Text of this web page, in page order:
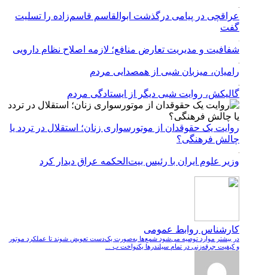
عراقچی در پیامی درگذشت ابوالقاسم قاسم‌زاده را تسلیت
گفت
شفافیت و مدیریت تعارض منافع؛ لازمه اصلاح نظام دارویی
رامیان، میزبان شبی از همصدایی مردم
گالیکش، روایت شبی دیگر از ایستادگی مردم
روایت یک حقوقدان از موتورسواری زنان؛ استقلال در تردد یا
چالش فرهنگی؟
وزیر علوم ایران با رئیس بیت‌الحکمه عراق دیدار کرد
کارشناس روابط عمومی
در بیشتر موارد توصیه می‌شود شمع‌ها به‌صورت یک‌دست تعویض شوند تا عملکرد موتور
و کیفیت جرقه‌زنی در تمام سیلندرها یکنواخت ب ...